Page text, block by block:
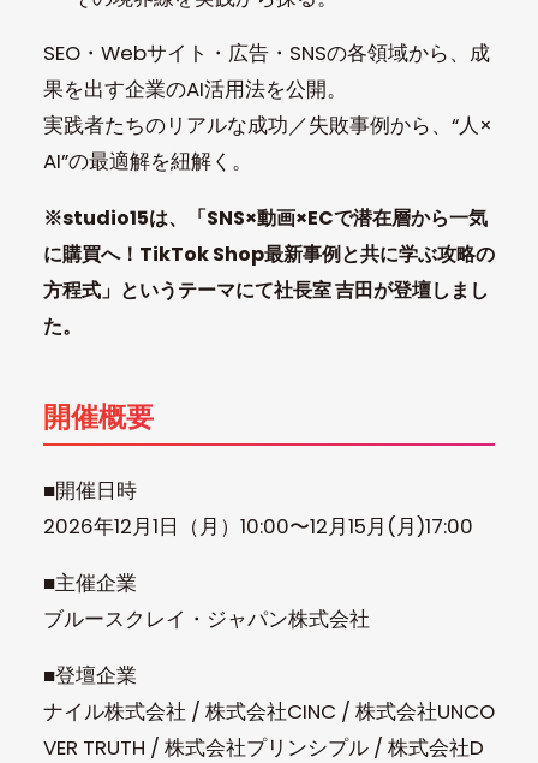
SEO・Webサイト・広告・SNSの各領域から、成
果を出す企業のAI活用法を公開。
実践者たちのリアルな成功／失敗事例から、“人×
AI”の最適解を紐解く。
※studio15は、「SNS×動画×ECで潜在層から一気
に購買へ！TikTok Shop最新事例と共に学ぶ攻略の
方程式」というテーマにて社長室 吉田が登壇しまし
た。
開催概要
■開催日時
2026年12月1日（月）10:00〜12月15月(月)17:00
■主催企業
ブルースクレイ・ジャパン株式会社
■登壇企業
ナイル株式会社 / 株式会社CINC / 株式会社UNCO
VER TRUTH / 株式会社プリンシプル / 株式会社D